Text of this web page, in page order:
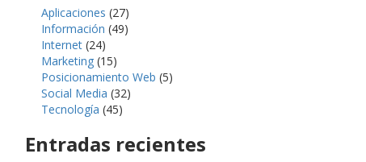
Aplicaciones (27)
Información (49)
Internet (24)
Marketing (15)
Posicionamiento Web (5)
Social Media (32)
Tecnología (45)
Entradas recientes